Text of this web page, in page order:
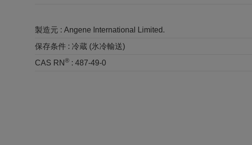
製造元 : Angene International Limited.
保存条件 : 冷蔵 (氷冷輸送)
CAS RN ® : 487-49-0